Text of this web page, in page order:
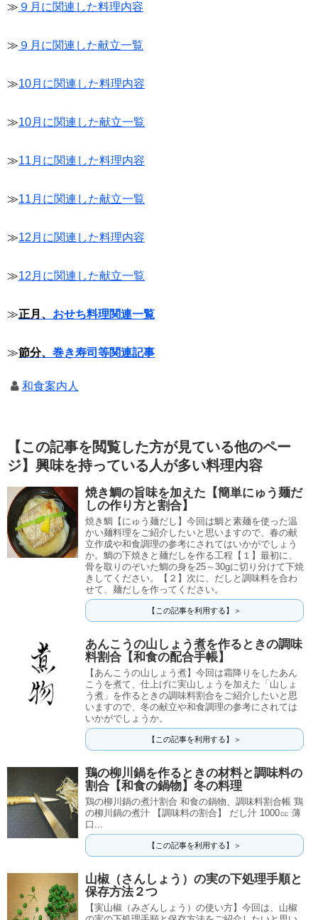
≫ ９月に関連した料理内容
≫ ９月に関連した献立一覧
≫10月に関連した料理内容
≫10月に関連した献立一覧
≫11月に関連した料理内容
≫11月に関連した献立一覧
≫12月に関連した料理内容
≫12月に関連した献立一覧
≫正月、 おせち料理関連一覧
≫節分、 巻き寿司等関連記事
和食案内人
【この記事を閲覧した方が見ている他のペー
ジ】興味を持っている人が多い料理内容
焼き鯛の旨味を加えた【簡単にゅう麺だ
しの作り方と割合】
焼き鯛【にゅう麺だし】今回は鯛と素麺を使った温
かい麺料理をご紹介したいと思いますので、春の献
立作成や和食調理の参考にされてはいかがでしょう
か。鯛の下焼きと麺だしを作る工程【１】最初に、
骨を取りのぞいた鯛の身を25～30gに切り分けて下焼
きしてください。【２】次に、だしと調味料を合わ
せて、麺だしを作ってください。
【この記事を利用する】＞
あんこうの山しょう煮を作るときの調味
料割合【和食の配合手帳】
【あんこうの山しょう煮】今回は霜降りをしたあん
こうを煮て、仕上げに実山しょうを加えた「山しょ
う煮」を作るときの調味料割合をご紹介したいと思
いますので、冬の献立や和食調理の参考にされては
いかがでしょうか。
【この記事を利用する】＞
鶏の柳川鍋を作るときの材料と調味料の
割合【和食の鍋物】冬の料理
鶏の柳川鍋の煮汁割合 和食の鍋物、調味料割合帳 鶏
の柳川鍋の煮汁 【調味料の割合】 だし汁 1000㏄ 薄
口...
【この記事を利用する】＞
山椒（さんしょう）の実の下処理手順と
保存方法２つ
【実山椒（みざんしょう）の使い方】今回は、山椒